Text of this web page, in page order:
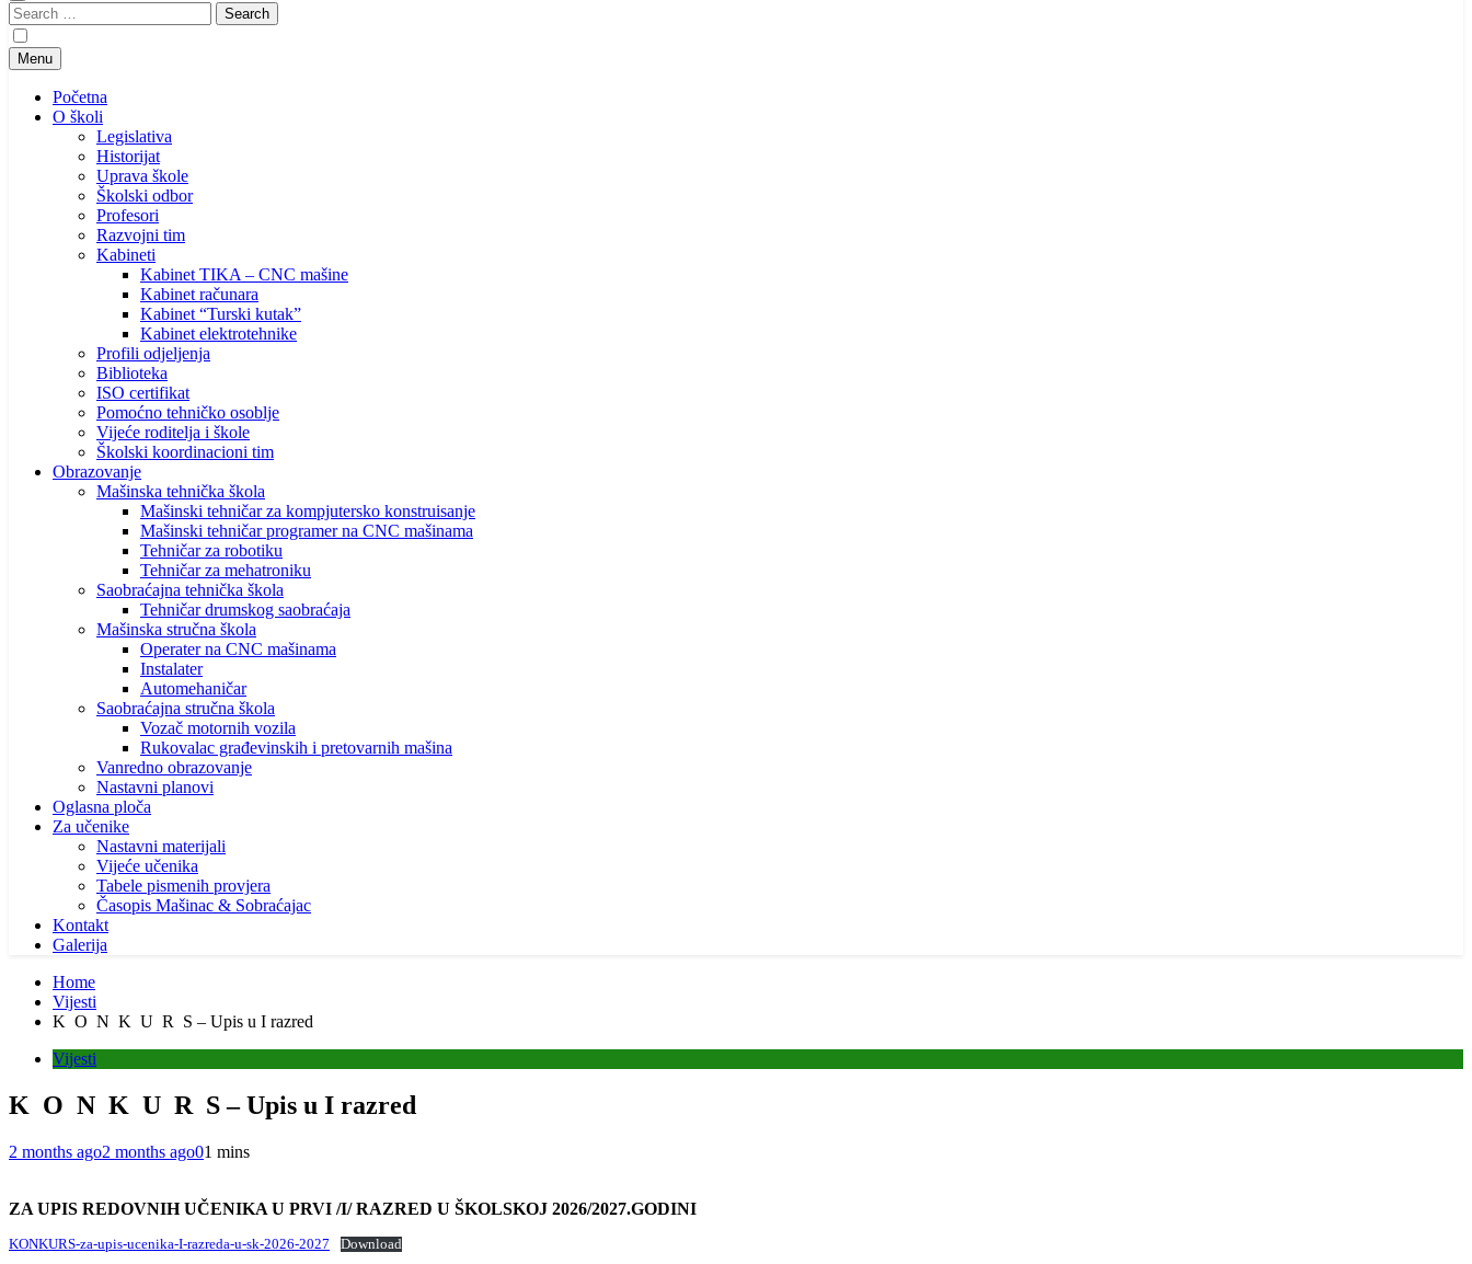
Search
for:
Menu
Početna
O školi
Legislativa
Historijat
Uprava škole
Školski odbor
Profesori
Razvojni tim
Kabineti
Kabinet TIKA – CNC mašine
Kabinet računara
Kabinet “Turski kutak”
Kabinet elektrotehnike
Profili odjeljenja
Biblioteka
ISO certifikat
Pomoćno tehničko osoblje
Vijeće roditelja i škole
Školski koordinacioni tim
Obrazovanje
Mašinska tehnička škola
Mašinski tehničar za kompjutersko konstruisanje
Mašinski tehničar programer na CNC mašinama
Tehničar za robotiku
Tehničar za mehatroniku
Saobraćajna tehnička škola
Tehničar drumskog saobraćaja
Mašinska stručna škola
Operater na CNC mašinama
Instalater
Automehaničar
Saobraćajna stručna škola
Vozač motornih vozila
Rukovalac građevinskih i pretovarnih mašina
Vanredno obrazovanje
Nastavni planovi
Oglasna ploča
Za učenike
Nastavni materijali
Vijeće učenika
Tabele pismenih provjera
Časopis Mašinac & Sobraćajac
Kontakt
Galerija
Home
Vijesti
K O N K U R S – Upis u I razred
Vijesti
K O N K U R S – Upis u I razred
2 months ago2 months ago01 mins
ZA UPIS REDOVNIH UČENIKA U PRVI /I/ RAZRED U ŠKOLSKOJ 2026/2027.GODINI
KONKURS-za-upis-ucenika-I-razreda-u-sk-2026-2027 Download